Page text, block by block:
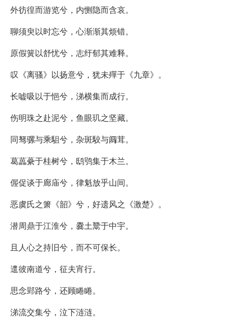
外彷徨而游览兮，内恻隐而含哀。
聊须臾以时忘兮，心渐渐其烦错。
原假簧以舒忧兮，志纡郁其难释。
叹《离骚》以扬意兮，犹未殫于《九章》。
长嘘吸以于悒兮，涕横集而成行。
伤明珠之赴泥兮，鱼眼玑之坚藏。
同驽骡与乘駔兮，杂斑駮与阘茸。
葛藟虆于桂树兮，鸱鸮集于木兰。
偓促谈于廊庙兮，律魁放乎山间。
恶虞氏之箫《韶》兮，好遗风之《激楚》。
潜周鼎于江淮兮，爨土鬵于中宇。
且人心之持旧兮，而不可保长。
邅彼南道兮，征夫宵行。
思念郢路兮，还顾睠睠。
涕流交集兮，泣下涟涟。